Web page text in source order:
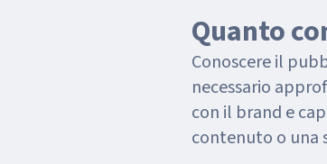
Quanto
Conoscere il
necessario
con il brand e
contenuto o una